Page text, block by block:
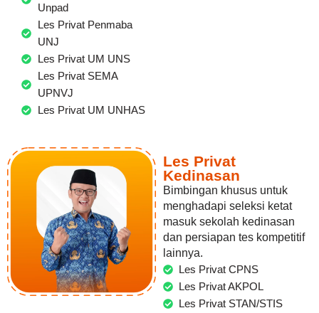
Unpad
Les Privat Penmaba
UNJ
Les Privat UM UNS
Les Privat SEMA
UPNVJ
Les Privat UM UNHAS
Les Privat
Kedinasan
Bimbingan khusus untuk
menghadapi seleksi ketat
masuk sekolah kedinasan
dan persiapan tes kompetitif
lainnya.
Les Privat CPNS
Les Privat AKPOL
Les Privat STAN/STIS